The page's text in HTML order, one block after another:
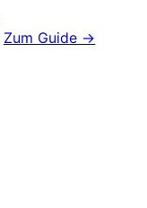
Zum Guide →